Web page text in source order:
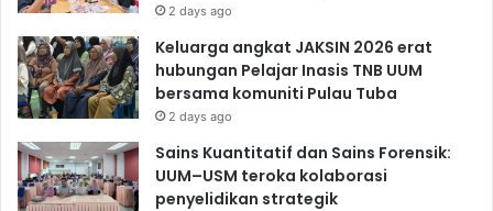
2 days ago
Keluarga angkat JAKSIN 2026 erat
hubungan Pelajar Inasis TNB UUM
bersama komuniti Pulau Tuba
2 days ago
Sains Kuantitatif dan Sains Forensik:
UUM–USM teroka kolaborasi
penyelidikan strategik